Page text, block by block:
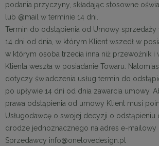
podania przyczyny, składając stosowne
lub @mail w terminie 14 dni.
Termin do odstąpienia od Umowy sprzedaży
14 dni od dnia, w którym Klient wszedł w
w którym osoba trzecia inna niż przewoźnik i
Klienta weszła w posiadanie Towaru.
dotyczy świadczenia usług termin do
po upływie 14 dni od dnia zawarcia umowy.
prawa odstąpienia od umowy Klient musi
Usługodawcę o swojej decyzji o
drodze jednoznacznego na adres e-mailowy
Sprzedawcy info@onelovedesign.pl